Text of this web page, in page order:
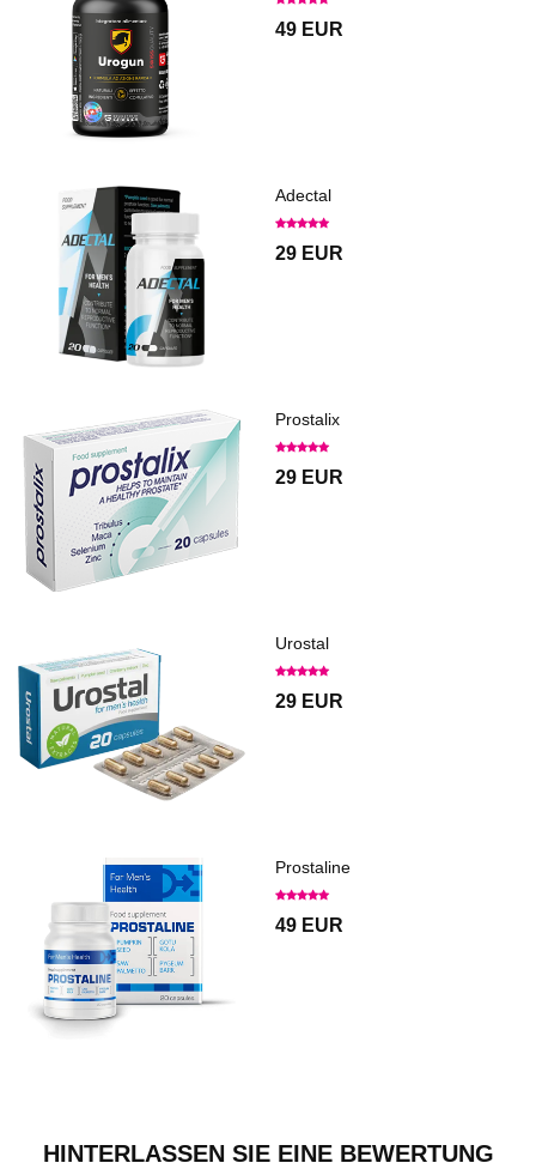
49 EUR
Adectal
29 EUR
Prostalix
29 EUR
Urostal
29 EUR
Prostaline
49 EUR
HINTERLASSEN SIE EINE BEWERTUNG